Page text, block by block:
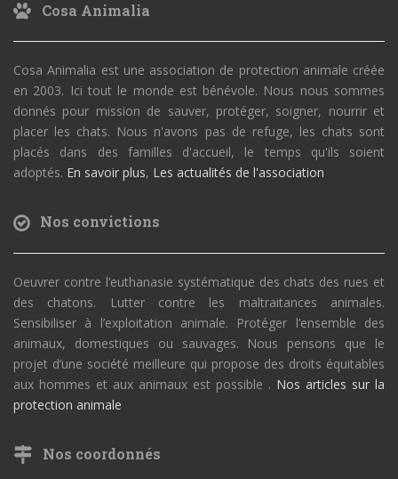
Cosa Animalia
Cosa Animalia est une association de protection animale créée
en 2003. Ici tout le monde est bénévole. Nous nous sommes
donnés pour mission de sauver, protéger, soigner, nourrir et
placer les chats. Nous n'avons pas de refuge, les chats sont
placés dans des familles d'accueil, le temps qu'ils soient
adoptés. En savoir plus, Les actualités de l'association
Nos convictions
Oeuvrer contre l’euthanasie systématique des chats des rues et
des chatons. Lutter contre les maltraitances animales.
Sensibiliser à l’exploitation animale. Protéger l’ensemble des
animaux, domestiques ou sauvages. Nous pensons que le
projet d’une société meilleure qui propose des droits équitables
aux hommes et aux animaux est possible . Nos articles sur la
protection animale
Nos coordonnés